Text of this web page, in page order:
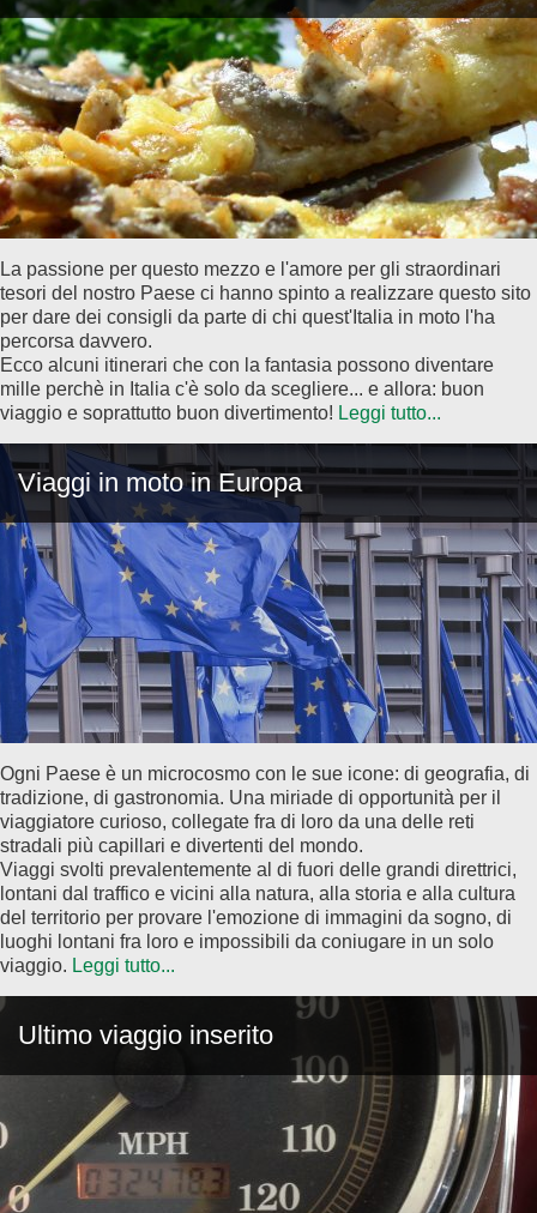
La passione per questo mezzo e l'amore per gli straordinari
tesori del nostro Paese ci hanno spinto a realizzare questo sito
per dare dei consigli da parte di chi quest'Italia in moto l'ha
percorsa davvero.
Ecco alcuni itinerari che con la fantasia possono diventare
mille perchè in Italia c'è solo da scegliere... e allora: buon
viaggio e soprattutto buon divertimento! Leggi tutto...
Viaggi in moto in Europa
Ogni Paese è un microcosmo con le sue icone: di geografia, di
tradizione, di gastronomia. Una miriade di opportunità per il
viaggiatore curioso, collegate fra di loro da una delle reti
stradali più capillari e divertenti del mondo.
Viaggi svolti prevalentemente al di fuori delle grandi direttrici,
lontani dal traffico e vicini alla natura, alla storia e alla cultura
del territorio per provare l'emozione di immagini da sogno, di
luoghi lontani fra loro e impossibili da coniugare in un solo
viaggio. Leggi tutto...
Ultimo viaggio inserito